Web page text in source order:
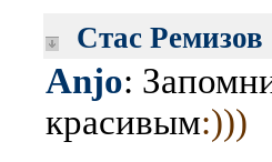
Стас Ремизов
Anjo:
красивым:)))